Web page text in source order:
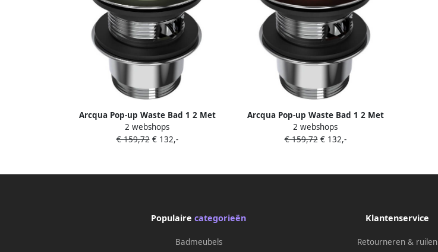
Arcqua Pop-up Waste Bad 1 2 Met
Overloop Mat Pastel Groen
2 webshops
€ 159,72€ 132,-
Arcqua Pop-up Waste Bad 1 2 Met
Overloop Mat Terracotta
2 webshops
€ 159,72€ 132,-
Populaire categorieën
Badmeubels
Klantenservice
Retourneren & ruilen